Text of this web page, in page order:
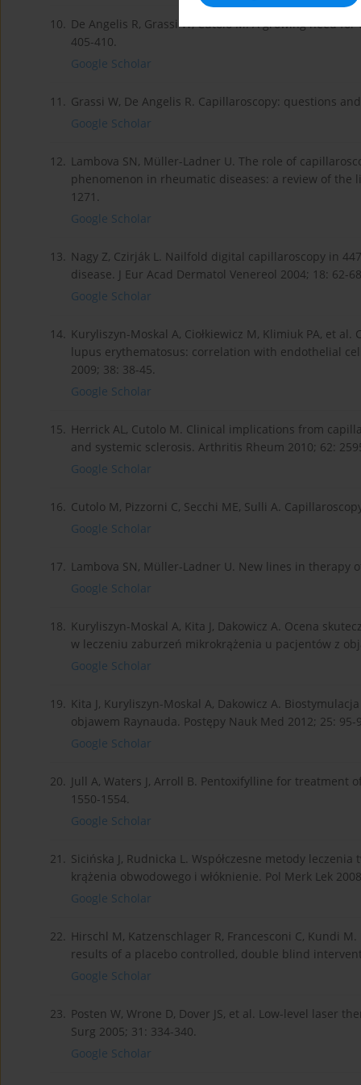
10. De Angelis R, Grassi W, Cutolo M. A growing need
405-410.
Google Scholar
11. Grassi W, De Angelis R. Capillaroscopy: questions
Google Scholar
12. Lambova SN, Müller-Ladner U. The role of
phenomenon in rheumatic diseases: a review of the
1271.
Google Scholar
13. Nagy Z, Czirják L. Nailfold digital capillaroscopy in
disease. J Eur Acad Dermatol Venereol 2004; 18: 62-
Google Scholar
14. Kuryliszyn-Moskal A, Ciołkiewicz M, Klimiuk PA, et
lupus erythematosus: correlation with endothelial
2009; 38: 38-45.
Google Scholar
15. Herrick AL, Cutolo M. Clinical implications from
and systemic sclerosis. Arthritis Rheum 2010; 62:
Google Scholar
16. Cutolo M, Pizzorni C, Secchi ME, Sulli A.
Google Scholar
17. Lambova SN, Müller-Ladner U. New lines in therapy
Google Scholar
18. Kuryliszyn-Moskal A, Kita J, Dakowicz A. Ocena
w leczeniu zaburzeń mikrokrążenia u pacjentów z
Google Scholar
19. Kita J, Kuryliszyn-Moskal A, Dakowicz A.
objawem Raynauda. Postępy Nauk Med 2012; 25: 95-
Google Scholar
20. Jull A, Waters J, Arroll B. Pentoxifylline for treatment
1550-1554.
Google Scholar
21. Sicińska J, Rudnicka L. Współczesne metody
krążenia obwodowego i włóknienie. Pol Merk Lek
Google Scholar
22. Hirschl M, Katzenschlager R, Francesconi C, Kundi
results of a placebo controlled, double blind
Google Scholar
23. Posten W, Wrone D, Dover JS, et al. Low-level laser
Surg 2005; 31: 334-340.
Google Scholar